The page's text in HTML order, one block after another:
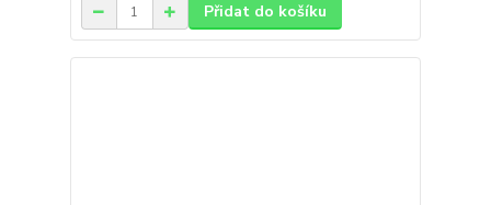
Přidat do košíku